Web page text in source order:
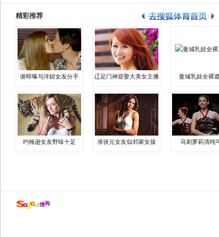
精彩推荐
谢晖曝与洋妞女友分手 辽足门神迎娶大美女主播 曼城乳娃全裸
约翰逊女友野味十足 准状元女友似邻家女孩 马刺萝莉清纯